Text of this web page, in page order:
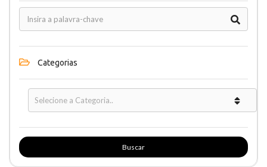
Categorias
Buscar